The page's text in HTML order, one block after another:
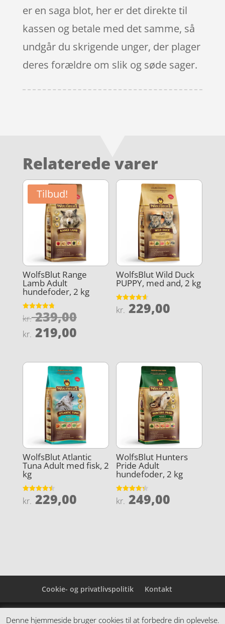
er en saga blot, her er det direkte til
kassen og betale med det samme, så
undgår du skrigende unger, der plager
deres forældre om slik og søde sager.
Relaterede varer
Tilbud!
WolfsBlut Range
Lamb Adult
hundefoder, 2 kg
Vurderet
4.8
kr.239,00Den
oprindelige
kr. 239,00.
kr. 219,00Den
pris
er:
kr. 219,00.
WolfsBlut Wild Duck
PUPPY, med and, 2 kg
Vurderet
4.6
kr. 229,00
WolfsBlut Atlantic
Tuna Adult med fisk, 2
kg
Vurderet
4.5
kr. 229,00
WolfsBlut Hunters
Pride Adult
hundefoder, 2 kg
Vurderet
4.3
kr. 249,00
Cookie- og privatlivspolitik Kontakt
Denne hjemmeside samler et bredt udvalg af
Denne hjemmeside bruger cookies til at forbedre din oplevelse.